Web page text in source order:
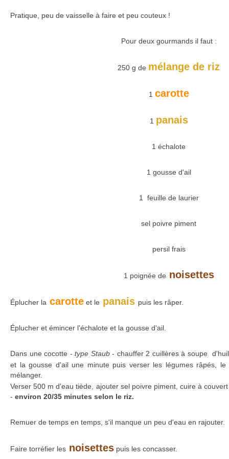
Pratique, peu de vaisselle à faire et peu couteux !
Pour deux gourmands il faut :
250 g de mélange de riz
1 carotte
1 panais
1 échalote
1 gousse d'ail
1 feuille de laurier
sel poivre piment
persil frais
1 poignée de noisettes
Éplucher la carotte et le panais puis les râper.
Éplucher et émincer l'échalote et la gousse d'ail.
Dans une cocotte - type Staub- chauffer 2 cuillères à soupe
et la gousse d'ail une minute puis verser les légumes râpés,
mélanger.
Verser 500 m d'eau tiède, ajouter sel poivre piment, cuire à
- environ 20/35 minutes selon le riz.
Remuer de temps en temps, s'il manque un peu d'eau en rajouter.
Faire torréfier les noisettes puis les concasser.